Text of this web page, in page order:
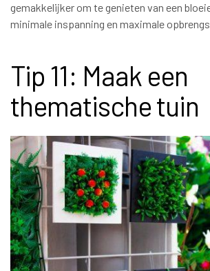
gemakkelijker om te genieten van een
minimale inspanning en maximale
Tip 11: Maak een
thematische tuin